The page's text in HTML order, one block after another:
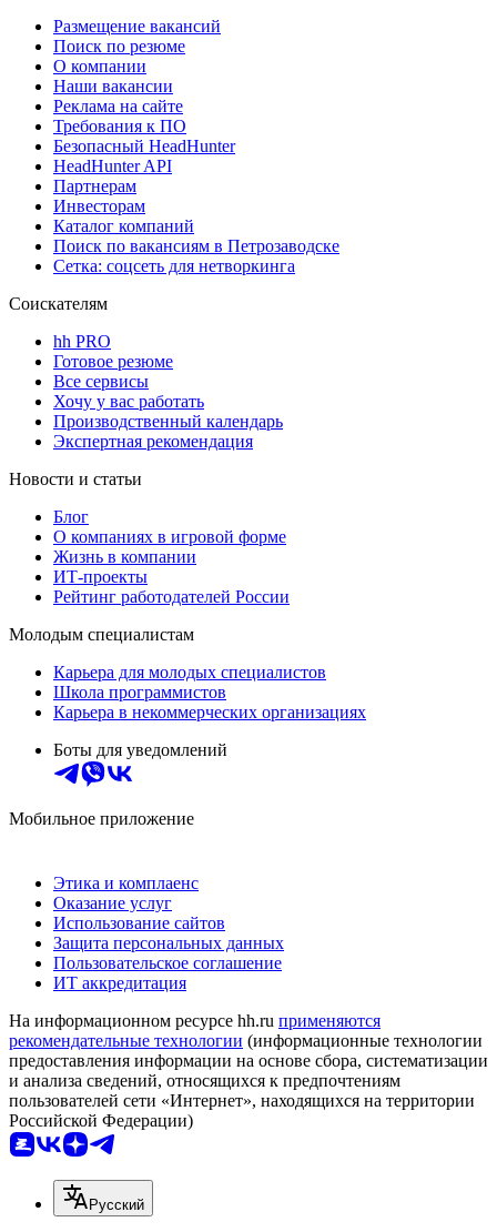
Размещение вакансий
Поиск по резюме
О компании
Наши вакансии
Реклама на сайте
Требования к ПО
Безопасный HeadHunter
HeadHunter API
Партнерам
Инвесторам
Каталог компаний
Поиск по вакансиям в Петрозаводске
Сетка: соцсеть для нетворкинга
Соискателям
hh PRO
Готовое резюме
Все сервисы
Хочу у вас работать
Производственный календарь
Экспертная рекомендация
Новости и статьи
Блог
О компаниях в игровой форме
Жизнь в компании
ИТ-проекты
Рейтинг работодателей России
Молодым специалистам
Карьера для молодых специалистов
Школа программистов
Карьера в некоммерческих организациях
Боты для уведомлений
Мобильное приложение
Этика и комплаенс
Оказание услуг
Использование сайтов
Защита персональных данных
Пользовательское соглашение
ИТ аккредитация
На информационном ресурсе hh.ru применяются
рекомендательные технологии (информационные технологии
предоставления информации на основе сбора, систематизации
и анализа сведений, относящихся к предпочтениям
пользователей сети «Интернет», находящихся на территории
Российской Федерации)
Русский